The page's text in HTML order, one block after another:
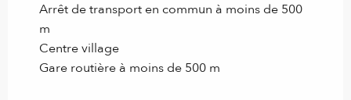
Arrêt de transport en commun à moins de 500
m
Centre village
Gare routière à moins de 500 m